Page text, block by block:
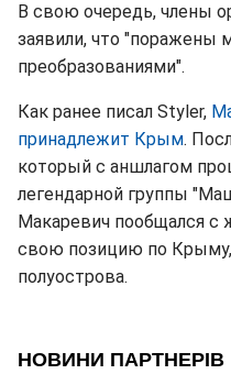
В свою очередь, члены
заявили, что
преобразованиями".
Как ранее писал Styler,
принадлежит Крым.
который с аншлагом
легендарной группы
Макаревич пообщался с
свою позицию по
полуострова.